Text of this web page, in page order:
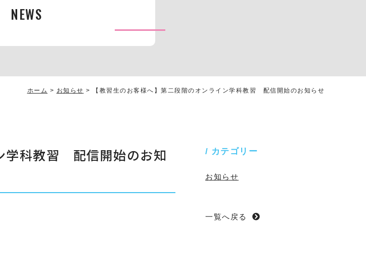
NEWS
ホーム > お知らせ > 【教習生のお客様へ】第二段階のオンライン学科教習 配信開始のお知らせ
学科教習 配信開始のお知
カテゴリー
お知らせ
一覧へ戻る